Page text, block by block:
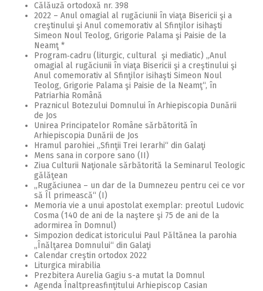
Călăuză ortodoxă nr. 398
2022 – Anul omagial al rugăciunii în viaţa Bisericii şi a
creştinului şi Anul comemorativ al Sfinţilor isihaşti
Simeon Noul Teolog, Grigorie Palama şi Paisie de la
Neamţ *
Program‑cadru (liturgic, cultural şi mediatic) „Anul
omagial al rugăciunii în viaţa Bisericii şi a creştinului şi
Anul comemorativ al Sfinţilor isihaşti Simeon Noul
Teolog, Grigorie Palama şi Paisie de la Neamţ“, în
Patriarhia Română
Praznicul Botezului Domnului în Arhiepiscopia Dunării
de Jos
Unirea Principatelor Române sărbătorită în
Arhiepiscopia Dunării de Jos
Hramul parohiei „Sfinţii Trei Ierarhi“ din Galaţi
Mens sana in corpore sano (II)
Ziua Culturii Naţionale sărbătorită la Seminarul Teologic
gălăţean
„Rugăciunea – un dar de la Dumnezeu pentru cei ce vor
să Îl primească“ (I)
Memoria vie a unui apostolat exemplar: preotul Ludovic
Cosma (140 de ani de la naştere şi 75 de ani de la
adormirea în Domnul)
Simpozion dedicat istoricului Paul Păltănea la parohia
„Înălţarea Domnului“ din Galaţi
Calendar creştin ortodox 2022
Liturgica mirabilia
Prezbitera Aurelia Gagiu s-a mutat la Domnul
Agenda Înaltpreasfinţitului Arhiepiscop Casian